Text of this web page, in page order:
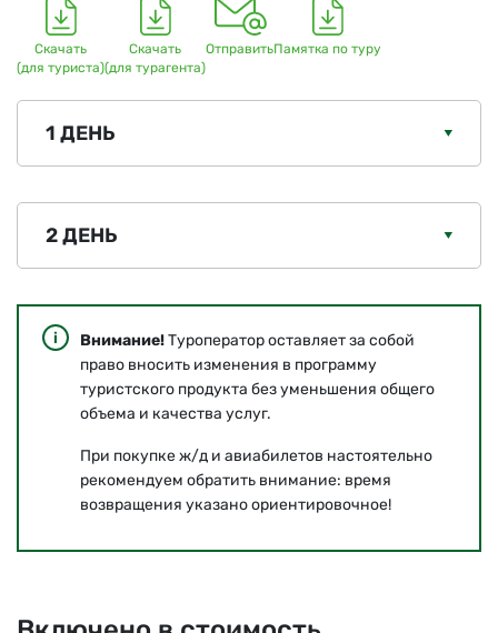
Скачать
(для туриста)
Скачать
(для турагента)
ОтправитьПамятка по туру
1 ДЕНЬ
2 ДЕНЬ
Внимание!Туроператор оставляет за собой
право вносить изменения в программу
туристского продукта без уменьшения общего
объема и качества услуг.
При покупке ж/д и авиабилетов настоятельно
рекомендуем обратить внимание: время
возвращения указано ориентировочное!